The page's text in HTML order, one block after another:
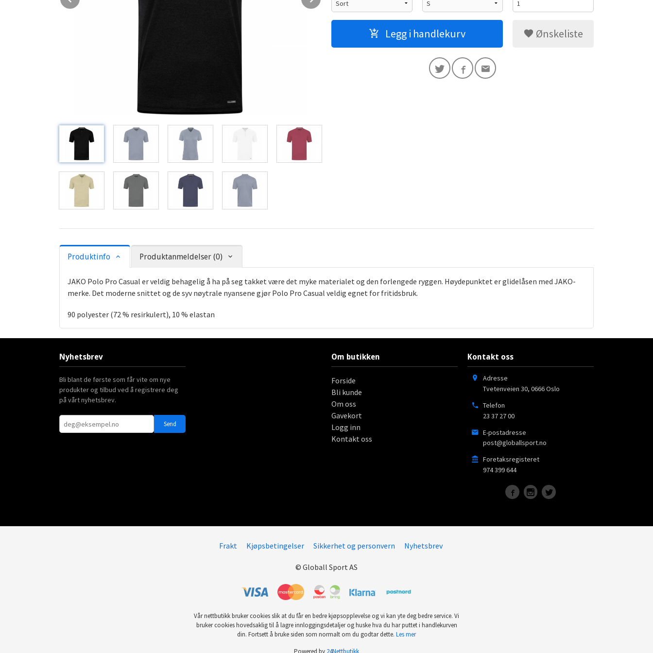
Legg i handlekurv Ønskeliste
Produktinfo Produktanmeldelser (0)
JAKO Polo Pro Casual er veldig behagelig å ha på seg takket være det myke materialet og den forlengede ryggen. Høydepunktet er glidelåsen med JAKO-
merke. Det moderne snittet og de syv nøytrale nyansene gjør Polo Pro Casual veldig egnet for fritidsbruk.
90 polyester (72 % resirkulert), 10 % elastan
Nyhetsbrev
Bli blant de første som får vite om nye
produkter og tilbud ved å registrere deg
på vårt nyhetsbrev.
Om butikken
Forside
Bli kunde
Om oss
Gavekort
Logg inn
Kontakt oss
Kontakt oss
Adresse
Tvetenveien 30, 0666Oslo
Telefon
23 37 27 00
E-postadresse
post@globallsport.no
Foretaksregisteret
974 399 644
Frakt Kjøpsbetingelser Sikkerhet og personvern Nyhetsbrev
© Globall Sport AS
Vår nettbutikk bruker cookies slik at du får en bedre kjøpsopplevelse og vi kan yte deg bedre service. Vi
bruker cookies hovedsaklig til å lagre innloggingsdetaljer og huske hva du har puttet i handlekurven
din. Fortsett å bruke siden som normalt om du godtar dette. Les mer
Powered by 24Nettbutikk